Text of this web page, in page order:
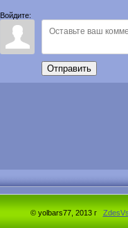
Войдите:
Отправить
© yolbars77, 2013 г